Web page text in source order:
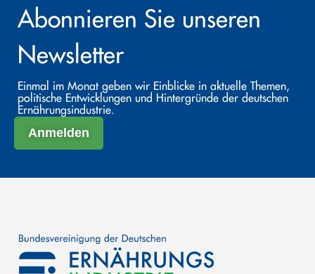
Abonnieren Sie unseren
Newsletter
Einmal im Monat geben wir Einblicke in aktuelle Themen,
politische Entwicklungen und Hintergründe der deutschen
Ernährungsindustrie.
Anmelden